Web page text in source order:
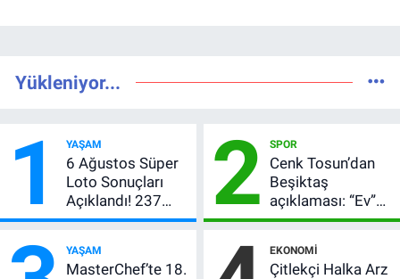
Yükleniyor...
1 YAŞAM
6 Ağustos Süper
Loto Sonuçları
Açıklandı! 237
Milyon TL’lik
2 SPOR
Cenk Tosun’dan
Beşiktaş
açıklaması: “Ev”
dedi, asıl mesajı
verdi
YAŞAM
MasterChef’te 18.
EKONOMI
Çitlekçi Halka Arz